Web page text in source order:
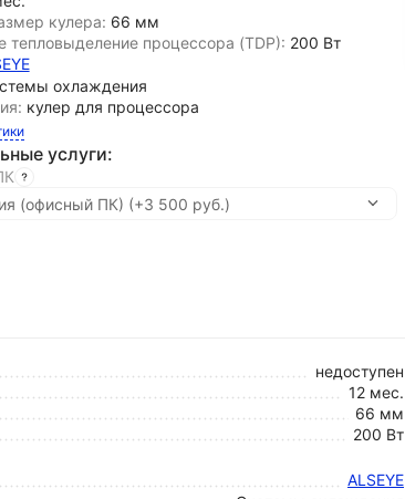
кулера: 66 мм
тепловыделение процессора (TDP): 200 Вт
охлаждения
кулер для процессора
услуги:
недоступен
12 мес.
66 мм
200 Вт
ALSEYE